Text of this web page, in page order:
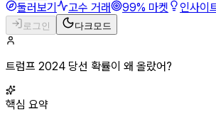
둘러보기 고수 거래 99% 마켓 인사이
로그인 다크모드
트럼프 2024 당선 확률이 왜 올랐어?
핵심 요약